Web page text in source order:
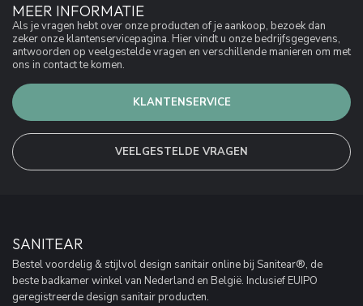
MEER INFORMATIE
Als je vragen hebt over onze producten of je aankoop, bezoek dan
zeker onze klantenservicepagina. Hier vindt u onze bedrijfsgegevens,
antwoorden op veelgestelde vragen en verschillende manieren om met
ons in contact te komen.
KLANTENSERVICE
VEELGESTELDE VRAGEN
SANITEAR
Bestel voordelig & stijlvol design sanitair online bij Sanitear®, de
beste badkamer winkel van Nederland en België. Inclusief EUIPO
geregistreerde design sanitair producten.